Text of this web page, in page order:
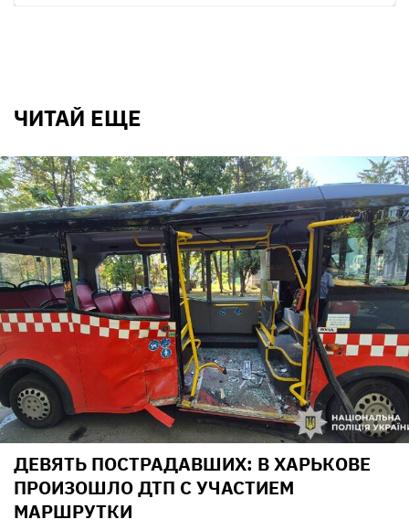
ЧИТАЙ ЕЩЕ
ДЕВЯТЬ ПОСТРАДАВШИХ: В ХАРЬКОВЕ
ПРОИЗОШЛО ДТП С УЧАСТИЕМ
МАРШРУТКИ